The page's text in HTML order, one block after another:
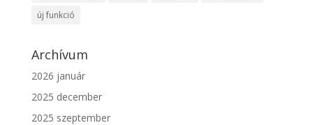
új funkció
Archívum
2026 január
2025 december
2025 szeptember